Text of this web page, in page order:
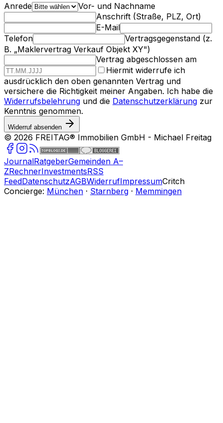
Anrede
Vor- und Nachname
Anschrift (Straße, PLZ, Ort)
E-Mail
Telefon
Vertragsgegenstand (z.
B. „Maklervertrag Verkauf Objekt XY")
Vertrag abgeschlossen am
Hiermit widerrufe ich
ausdrücklich den oben genannten Vertrag und
versichere die Richtigkeit meiner Angaben. Ich habe die
Widerrufsbelehrung und die Datenschutzerklärung zur
Kenntnis genommen.
Widerruf absenden
© 2026 FREITAG® Immobilien GmbH - Michael Freitag
JournalRatgeberGemeinden A–
ZRechnerInvestmentsRSS
FeedDatenschutzAGBWiderrufImpressumCritch
Concierge: München · Starnberg · Memmingen